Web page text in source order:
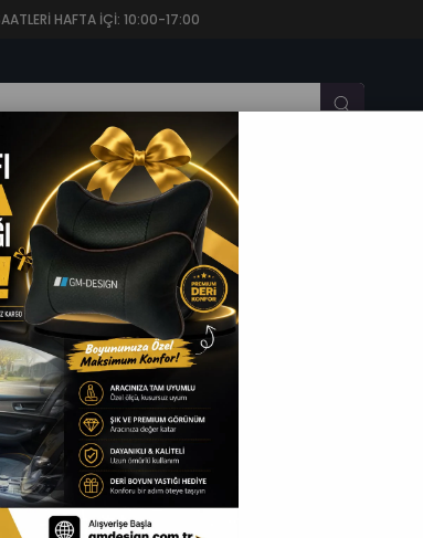
HAFTA İÇİ: 10:00-17:00
KILIFI OTO KOLTUK MİNDERİ
Tüyü Üniversal Kırmızı Oto Koltuk Kılıfı
Seçenekleri
Trendyol